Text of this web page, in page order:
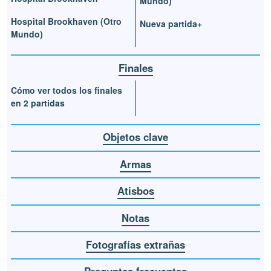
Hospital Brookhaven (Otro
Mundo)
Nueva partida+
Finales
Cómo ver todos los finales
en 2 partidas
Objetos clave
Armas
Atisbos
Notas
Fotografías extrañas